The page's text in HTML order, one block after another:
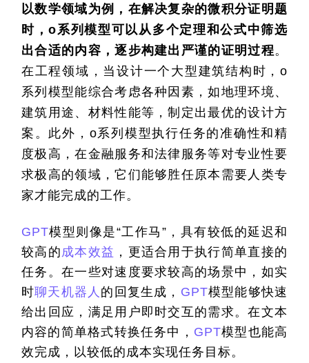
以数学领域为例，在解决复杂的微积分证明题
时，o系列模型可以从多个定理和公式中筛选
出合适的内容，逐步构建出严谨的证明过程。
在工程领域，当设计一个大型建筑结构时，o
系列模型能综合考虑各种因素，如地理环境、
建筑用途、材料性能等，制定出最优的设计方
案。此外，o系列模型执行任务的准确性和精
度极高，在金融服务和法律服务等对专业性要
求极高的领域，它们能够胜任原本需要人类专
家才能完成的工作。
GPT模型则像是“工作马”，具有较低的延迟和
较高的成本效益 ，更适合用于执行简单直接的
任务。在一些对速度要求较高的场景中，如实
时聊天机器人 的回复生成， GPT模型能够快速
给出回应，满足用户即时交互的需求。在文本
内容的简单格式转换任务中， GPT模型也能高
效完成，以较低的成本实现任务目标。